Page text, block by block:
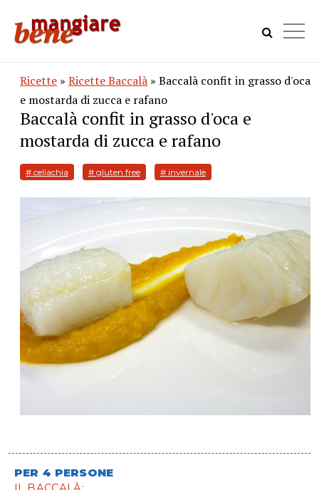
Ricette » Ricette Baccalà » Baccalà confit in grasso d'oca
e mostarda di zucca e rafano
Baccalà confit in grasso d'oca e
mostarda di zucca e rafano
# celiachia # gluten free # invernale
PER 4 PERSONE